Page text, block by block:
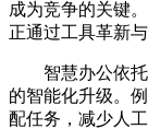
成为竞争的关键
正通过工具革新
智慧办公依托
的智能化升级。
配任务，减少人